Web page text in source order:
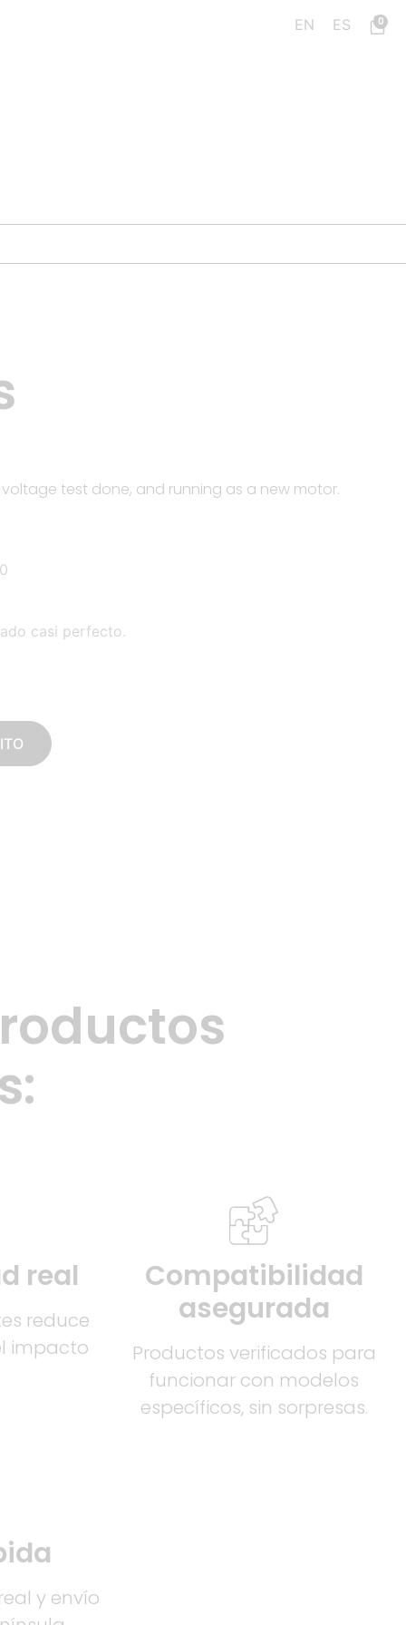
EN ES 0
voltage test done, and running as a new motor.
casi perfecto.
real
reduce
impacto
Compatibilidad
asegurada
Productos verificados para
funcionar con modelos
específicos, sin sorpresas.
y envío